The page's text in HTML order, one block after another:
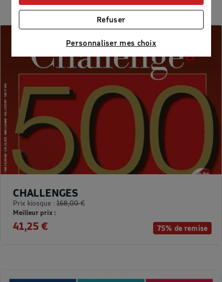
75% de remise
CHALLENGES
Prix kiosque : 168,00 €
Meilleur prix :
41,25 €
Univers publicitaire: nous utilisons avec nos
partenaires des cookies pour afficher des
publicités personnalisées
Connaître notre politique cookies et la liste de nos
Personnaliser mes choix
Refuser